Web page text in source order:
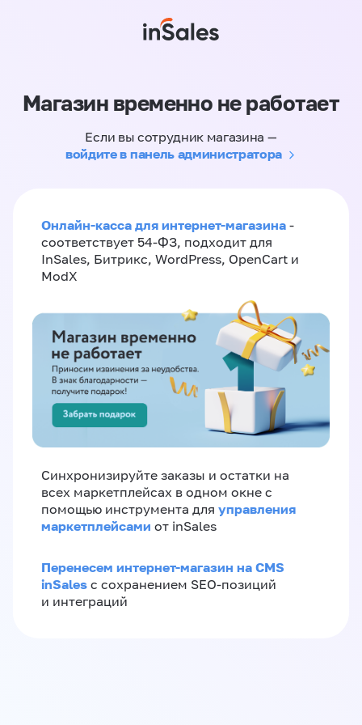
Магазин временно не работает
Если вы сотрудник магазина —
войдите в панель администратора
Онлайн-касса для интернет-магазина -
соответствует 54-ФЗ, подходит для
InSales, Битрикс, WordPress, OpenCart и
ModX
Синхронизируйте заказы и остатки на
всех маркетплейсах в одном окне с
помощью инструмента для управления
маркетплейсами от inSales
Перенесем интернет-магазин на CMS
inSales с сохранением SEO-позиций
и интеграций